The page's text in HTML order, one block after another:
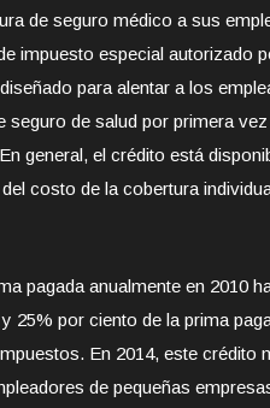
de seguro médico a sus
impuesto especial autorizado
para alentar a los
seguro de salud por primera
general, el crédito está
costo de la cobertura
pagada anualmente en 2010
25% por ciento de la prima
En 2014, este crédito
de pequeñas